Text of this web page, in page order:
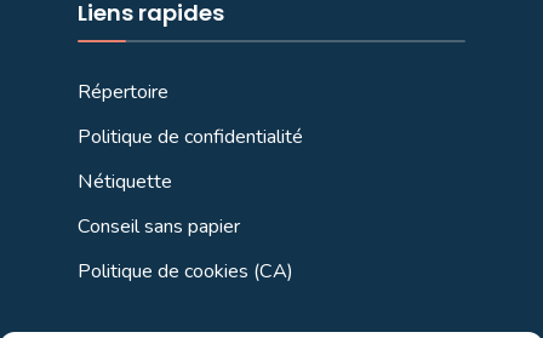
Liens rapides
Répertoire
Politique de confidentialité
Nétiquette
Conseil sans papier
Politique de cookies (CA)